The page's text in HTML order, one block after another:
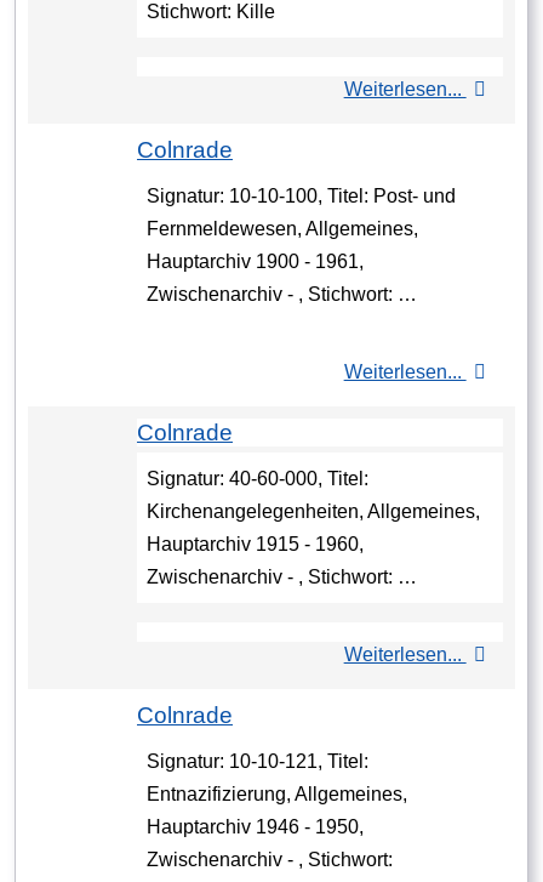
Stichwort: Kille
Weiterlesen...
Colnrade
Signatur: 10-10-100, Titel: Post- und
Fernmeldewesen, Allgemeines,
Hauptarchiv 1900 - 1961,
Zwischenarchiv - , Stichwort: …
Weiterlesen...
Colnrade
Signatur: 40-60-000, Titel:
Kirchenangelegenheiten, Allgemeines,
Hauptarchiv 1915 - 1960,
Zwischenarchiv - , Stichwort: …
Weiterlesen...
Colnrade
Signatur: 10-10-121, Titel:
Entnazifizierung, Allgemeines,
Hauptarchiv 1946 - 1950,
Zwischenarchiv - , Stichwort: